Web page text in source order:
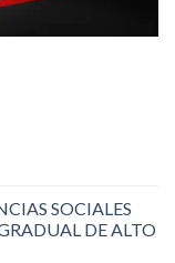
SOCIALES
DE ALTO